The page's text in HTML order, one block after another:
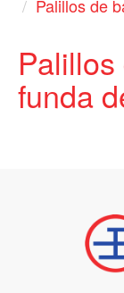
Palillos de
funda